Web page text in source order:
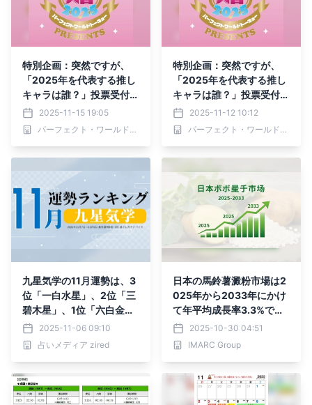
特別企画：突然ですが、
「2025年を代表する推し
キャラは誰？」投票受付中
です！2025-11-15 19:05
パーフェクト・ワールド株式会社
特別企画：突然ですが、
「2025年を代表する推し
キャラは誰？」投票受付中
です！2025-11-12 10:12
パーフェクト・ワールド株式会社
九星気学の11月運勢は、3
位「一白水星」、2位「三
碧木星」、1位「六白金
星」。占いメディアのzire
dがランキングを発表
2025-11-06 09:10
占いメディア zired
日本の馬鈴薯澱粉市場は2
025年から2033年にかけ
て年平均成長率3.3%で拡
大すると予測
2025-10-30 04:51
IMARC Group